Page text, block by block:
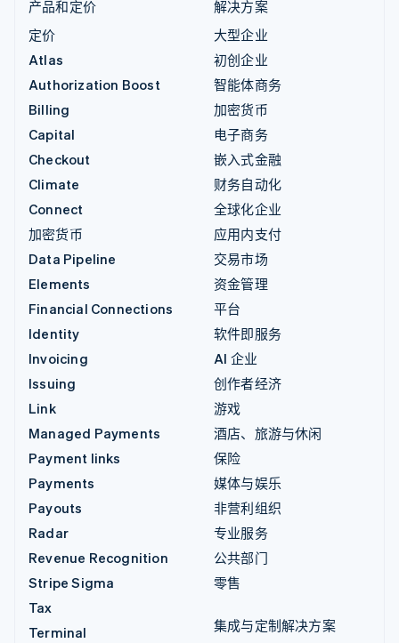
产品和定价
定价
Atlas
Authorization Boost
Billing
Capital
Checkout
Climate
Connect
加密货币
Data Pipeline
Elements
Financial Connections
Identity
Invoicing
Issuing
Link
Managed Payments
Payment links
Payments
Payouts
Radar
Revenue Recognition
Stripe Sigma
Tax
Terminal
解决方案
大型企业
初创企业
智能体商务
加密货币
电子商务
嵌入式金融
财务自动化
全球化企业
应用内支付
交易市场
资金管理
平台
软件即服务
AI 企业
创作者经济
游戏
酒店、旅游与休闲
保险
媒体与娱乐
非营利组织
专业服务
公共部门
零售
集成与定制解决方案